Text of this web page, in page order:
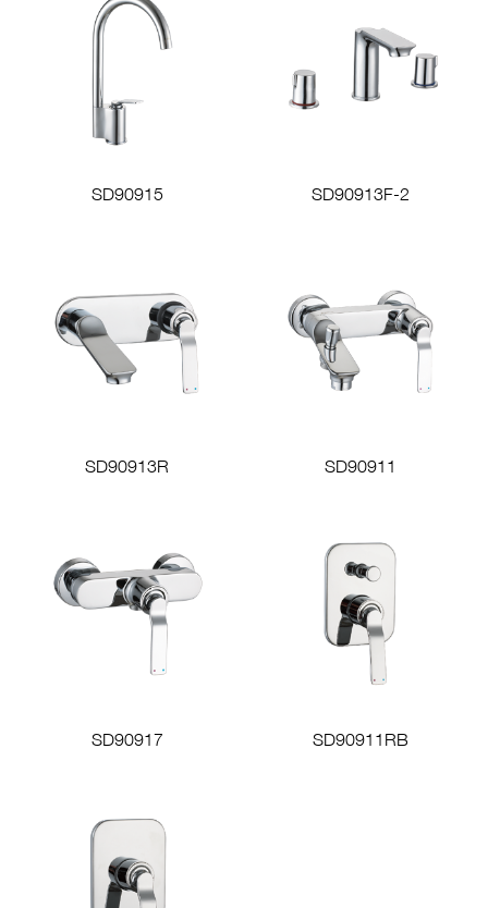
SD90915 SD90913F-2
SD90913R SD90911
SD90917 SD90911RB